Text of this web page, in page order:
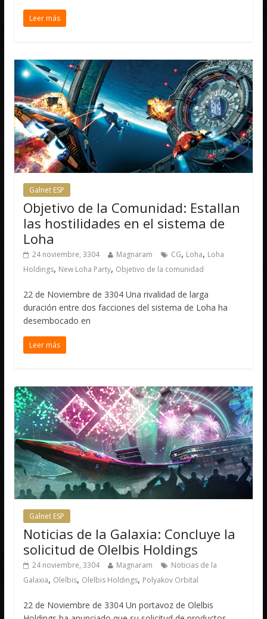
Leer más
Galnet ESP
Objetivo de la Comunidad: Estallan
las hostilidades en el sistema de
Loha
24 noviembre, 3304 Magnaram CG, Loha, Loha
Holdings, New Loha Party, Objetivo de la comunidad
22 de Noviembre de 3304 Una rivalidad de larga
duración entre dos facciones del sistema de Loha ha
desembocado en
Leer más
Galnet ESP
Noticias de la Galaxia: Concluye la
solicitud de Olelbis Holdings
24 noviembre, 3304 Magnaram
Noticias de la
Galaxia, Olelbis, Olelbis Holdings, Polyakov Orbital
22 de Noviembre de 3304 Un portavoz de Olelbis